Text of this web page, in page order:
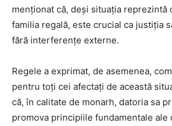
menționat că, deși situația reprezintă
familia regală, este crucial ca justiția
fără interferențe externe.
Regele a exprimat, de asemenea,
pentru toți cei afectați de această
că, în calitate de monarh, datoria sa
promova principiile fundamentale